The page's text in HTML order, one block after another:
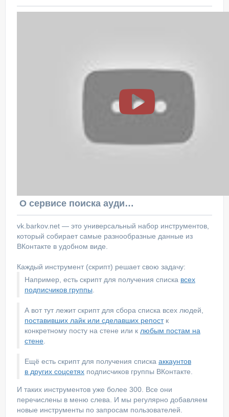
О сервисе поиска аудитории ВКонтакте
vk.barkov.net — это универсальный набор инструментов,
который собирает самые разнообразные данные из
ВКонтакте в удобном виде.
Каждый инструмент (скрипт) решает свою задачу:
Например, есть скрипт для получения списка всех
подписчиков группы
А вот тут лежит скрипт для сбора списка всех людей,
поставивших лайк или сделавших репостк
конкретному посту на стене или к любым постам на
стене
Ещё есть скрипт для получения списка аккаунтов
в других соцсетях подписчиков группы ВКонтакте.
И таких инструментов уже более 300. Все они
перечислены в меню слева. И мы регулярно добавляем
новые инструменты по запросам пользователей.